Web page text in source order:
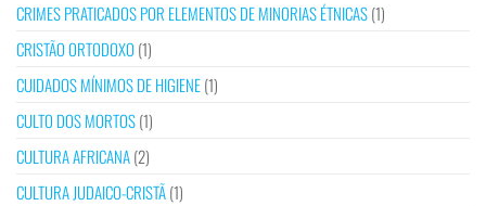
CRIMES PRATICADOS POR ELEMENTOS DE MINORIAS ÉTNICAS(1)
CRISTÃO ORTODOXO (1)
CUIDADOS MÍNIMOS DE HIGIENE(1)
CULTO DOS MORTOS(1)
CULTURA AFRICANA(2)
CULTURA JUDAICO-CRISTÃ(1)